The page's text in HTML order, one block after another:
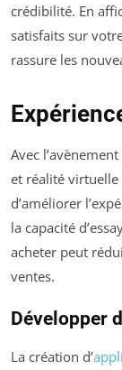
crédibilité. En
satisfaits sur
rassure les
Avec
et réalité virtuelle
d’améliorer
la capacité
acheter peut
ventes.
Développer
La création d’